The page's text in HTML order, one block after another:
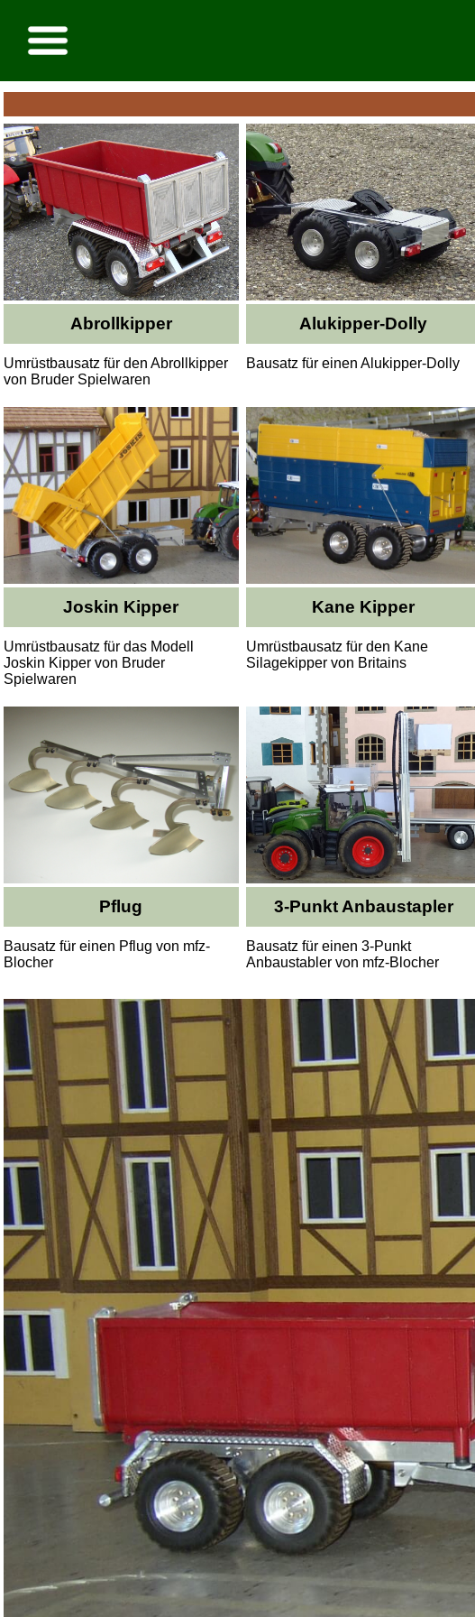
Abrollkipper
Umrüstbausatz für den Abrollkipper
von Bruder Spielwaren
Alukipper-Dolly
Bausatz für einen Alukipper-Dolly
Joskin Kipper
Umrüstbausatz für das Modell
Joskin Kipper von Bruder
Spielwaren
Kane Kipper
Umrüstbausatz für den Kane
Silagekipper von Britains
Pflug
Bausatz für einen Pflug von mfz-
Blocher
3-Punkt Anbaustapler
Bausatz für einen 3-Punkt
Anbaustabler von mfz-Blocher